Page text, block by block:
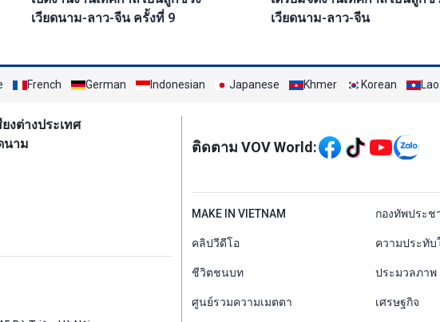
เวียดนาม-ลาว-จีน ครั้งที่ 9
เวียดนาม-ลาว-จีน
French German Indonesian Japanese Khmer Korean Lao
งต่างประเทศ
นาม
Mạng xã hội
ติดตาม VOV World:
menu footer tiếng
MAKE IN VIETNAM กองทัพประ
คลิปวีดีโอ ความประทับ
ชีวิตชนบท ประมวลภาพ
ศูนย์รวมความเมตตา เศรษฐกิจ